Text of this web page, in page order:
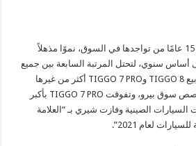
في بيرو، حققت Chery، بعد 15 عامًا من تواجدها في السوق، نموًا مذهلاً
على أساس سنوي، لتحتل المرتبة السابعة بين جميع
ماركات السيارات، حيث تم بيع TIGGO 8 وTIGGO 7 PRO أكثر من غيرها
واستحوذت على 64٪. من حصص سوق بيرو، وتفوقت TIGGO 7 PRO بأكبر
الصينية وفازت شيري بـ “العلامة
لعام 2021”.